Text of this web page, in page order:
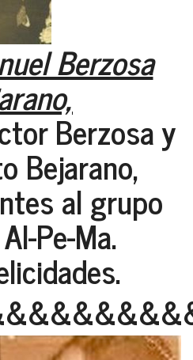
Berzosa
Berzosa y
Bejarano,
al grupo
Pe-Ma.